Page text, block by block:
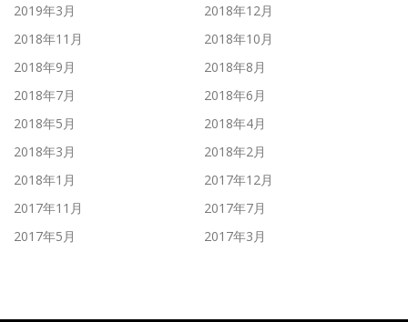
2019年3月
2018年12月
2018年11月
2018年10月
2018年9月
2018年8月
2018年7月
2018年6月
2018年5月
2018年4月
2018年3月
2018年2月
2018年1月
2017年12月
2017年11月
2017年7月
2017年5月
2017年3月